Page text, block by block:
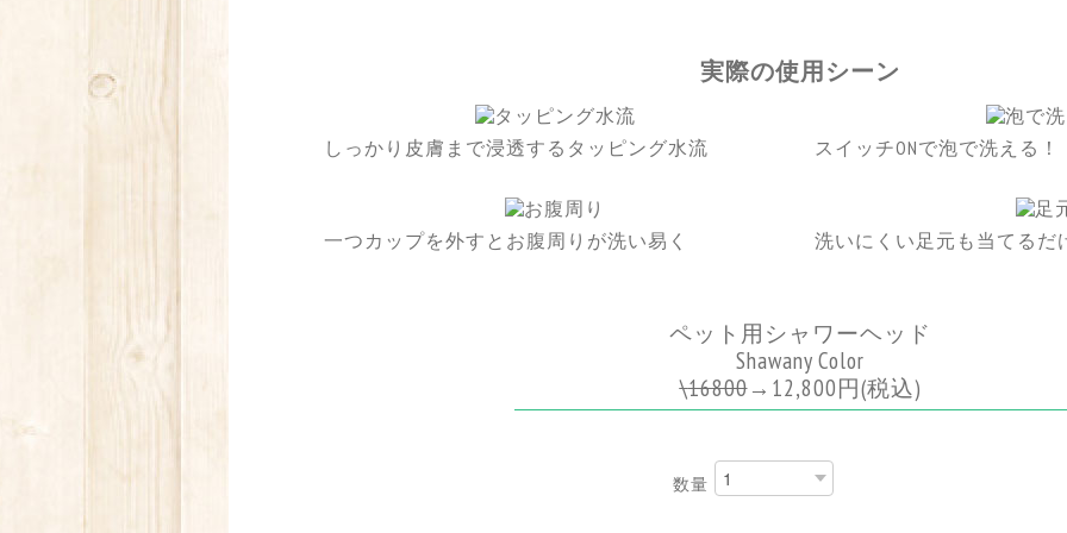
実際の使用シーン
しっかり皮膚まで浸透するタッピング水流 スイッチONで泡で洗える！
一つカップを外すとお腹周りが洗い易く 洗いにくい足元も当てるだ
ペット用シャワーヘッド
Shawany Color
\16800→ 12,800円(税込)
数量